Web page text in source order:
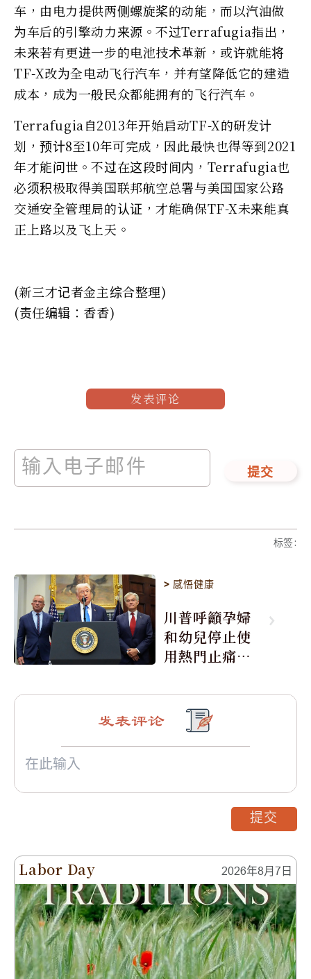
车，由电力提供两侧螺旋桨的动能，而以汽油做
为车后的引擎动力来源。不过Terrafugia指出，
未来若有更进一步的电池技术革新，或许就能将
TF-X改为全电动飞行汽车，并有望降低它的建造
成本，成为一般民众都能拥有的飞行汽车。
Terrafugia自2013年开始启动TF-X的研发计
划，预计8至10年可完成，因此最快也得等到2021
年才能问世。不过在这段时间内，Terrafugia也
必须积极取得美国联邦航空总署与美国国家公路
交通安全管理局的认证，才能确保TF-X未来能真
正上路以及飞上天。
(新三才记者金主综合整理)
(责任编辑：香香)
发表评论
提交
标签:
> 感悟健康
川普呼籲孕婦
和幼兒停止使
用熱門止痛藥
Labor Day 2026年8月7日
发表评论
提交